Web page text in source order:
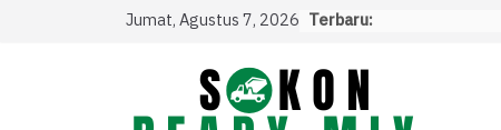
Jumat, Agustus 7, 2026 Terbaru: